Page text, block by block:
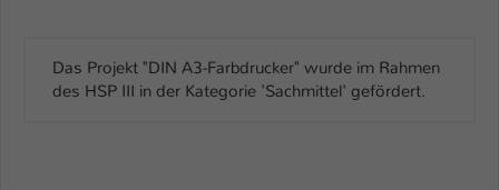
Das Projekt "DIN A3-Farbdrucker" wurde im Rahmen
des HSP III in der Kategorie 'Sachmittel' gefördert.
Einstellungen, falls der Webseiten-
Betreiber dies eingestellt hat.